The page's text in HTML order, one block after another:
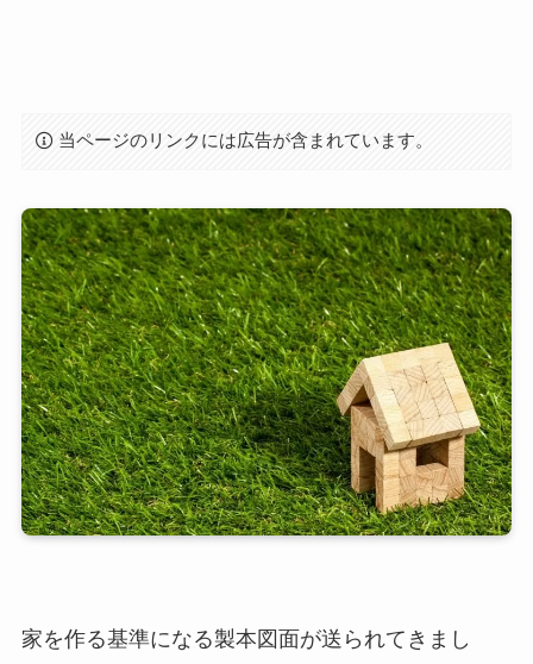
当ページのリンクには広告が含まれています。
家を作る基準になる製本図面が送られてきまし